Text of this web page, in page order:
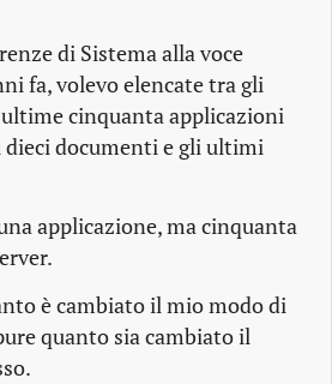
di Sistema alla voce
fa, volevo elencate tra gli
cinquanta applicazioni
documenti e gli ultimi
applicazione, ma cinquanta
è cambiato il mio modo di
quanto sia cambiato il